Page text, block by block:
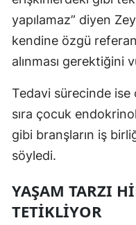
yapılamaz” diyen
kendine özgü
alınması gerektiğini
Tedavi sürecinde ise
sıra çocuk
gibi branşların iş
söyledi.
YAŞAM TARZI
TETIKLIYOR